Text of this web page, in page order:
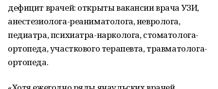
дефицит врачей: открыты вакансии врача УЗИ,
анестезиолога-реаниматолога, невролога,
педиатра, психиатра-нарколога, стоматолога-
ортопеда, участкового терапевта, травматолога-
ортопеда.